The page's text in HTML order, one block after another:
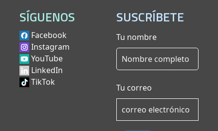
SÍGUENOS
Facebook
Instagram
YouTube
LinkedIn
TikTok
SUSCRÍBETE
Tu nombre
Tu correo